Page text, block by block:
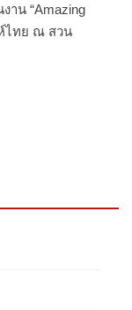
าน “Amazing
ห์ไทย ณ สวน